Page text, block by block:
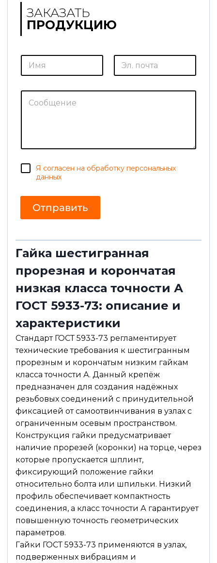
ЗАКАЗАТЬ
ПРОДУКЦИЮ
И
я
Э
.
о
С
и
г
с
и
е
И
м
я
С
о
и
Я согласен на обработку персональных
данных
Отправить
Гайка шестигранная
прорезная и корончатая
низкая класса точности А
ГОСТ 5933-73: описание и
характеристики
Стандарт ГОСТ 5933-73 регламентирует
технические требования к шестигранным
прорезным и корончатым низким гайкам
класса точности А. Данный крепёж
предназначен для создания надёжных
резьбовых соединений с принудительной
фиксацией от самоотвинчивания в узлах с
ограниченным осевым пространством.
Конструкция гайки предусматривает
наличие прорезей (коронки) на торце, через
которые пропускается шплинт,
фиксирующий положение гайки
относительно болта или шпильки. Низкий
профиль обеспечивает компактность
соединения, а класс точности А гарантирует
повышенную точность геометрических
параметров.
Гайки ГОСТ 5933-73 применяются в узлах,
подверженных вибрациям и